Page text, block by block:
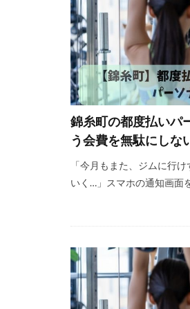
錦糸町の都度払いパ
う会費を無駄にしな
「今月もまた、ジムに行
いく…」スマホの通知画面